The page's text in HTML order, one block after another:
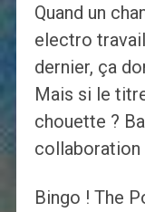
Quand un
electro
dernier, ça
Mais si le
chouette ?
collaboration
Bingo ! The